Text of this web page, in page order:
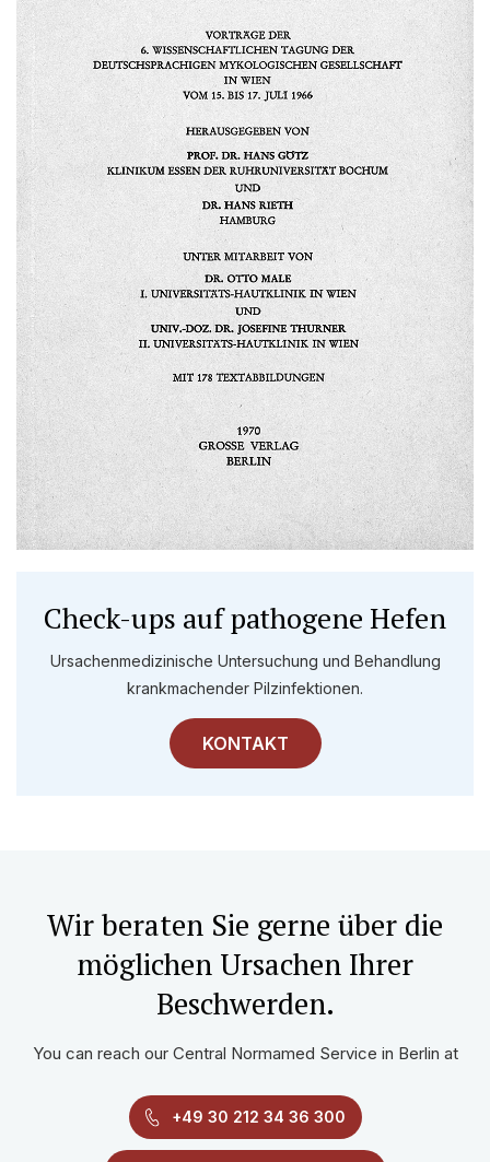
Check-ups auf pathogene Hefen
Ursachenmedizinische Untersuchung und Behandlung
krankmachender Pilzinfektionen.
KONTAKT
Wir beraten Sie gerne über die
möglichen Ursachen Ihrer
Beschwerden.
You can reach our Central Normamed Service in Berlin at
+49 30 212 34 36 300